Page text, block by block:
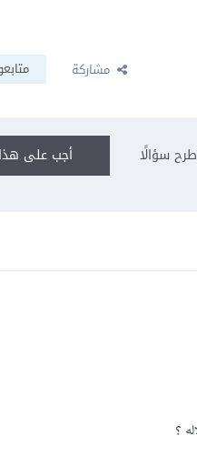
مشاركة
أجب على سؤالًا
؟